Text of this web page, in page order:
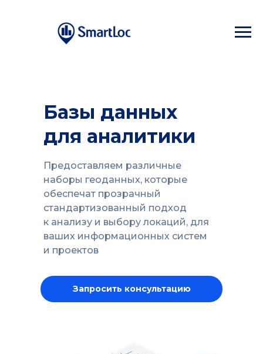
Предоставляем различные
наборы геоданных, которые
обеспечат прозрачный
стандартизованный подход
к анализу и выбору локаций, для
ваших информационных систем
и проектов
Запросить консультацию
Базы данных
для аналитики